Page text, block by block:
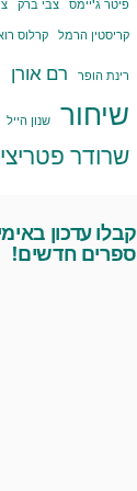
פיטר ג'יימס
צבי ברק
קריסטין הרמל
קרלוס
רינת הופר רם אורן
שיחור
שנון הייל
שרודר
קבלו עדכון
ספרים חדשים!